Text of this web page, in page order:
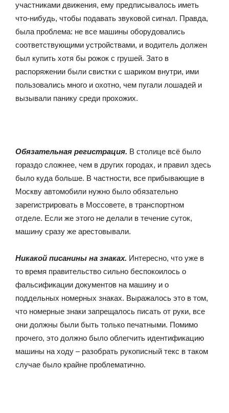
участниками движения, ему предписывалось иметь
что-нибудь, чтобы подавать звуковой сигнал. Правда,
была проблема: не все машины оборудовались
соответствующими устройствами, и водитель должен
был купить хотя бы рожок с грушей. Зато в
распоряжении были свистки с шариком внутри, ими
пользовались много и охотно, чем пугали лошадей и
вызывали панику среди прохожих.
Обязательная регистрация. В столице всё было
гораздо сложнее, чем в других городах, и правил здесь
было куда больше. В частности, все прибывающие в
Москву автомобили нужно было обязательно
зарегистрировать в Моссовете, в транспортном
отделе. Если же этого не делали в течение суток,
машину сразу же арестовывали.
Никакой писанины на знаках. Интересно, что уже в
то время правительство сильно беспокоилось о
фальсификации документов на машину и о
поддельных номерных знаках. Выражалось это в том,
что номерные знаки запрещалось писать от руки, все
они должны были быть только печатными. Помимо
прочего, это должно было облегчить идентификацию
машины на ходу – разобрать рукописный текс в таком
случае было крайне проблематично.